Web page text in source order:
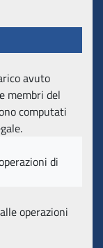
avuto
membri del
computati
di
operazioni